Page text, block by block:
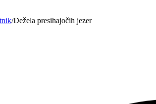
/Dežela presihajočih jezer